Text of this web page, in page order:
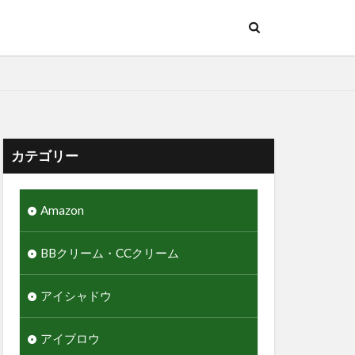
カテゴリー
Amazon
BBクリーム・CCクリーム
アイシャドウ
アイブロウ